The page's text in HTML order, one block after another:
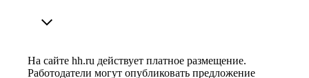
На сайте hh.ru действует платное размещение.
Работодатели могут опубликовать предложение